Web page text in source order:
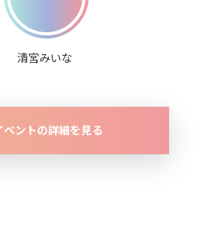
清宮みいな
ベントの詳細を見る